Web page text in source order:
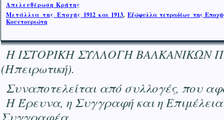
Απελευθέρωση Κρήτης
Μετάλλια της Εποχής 1912 και 1913, Εξώφυλλα τετραδίων της
Κουντουριώτη
Η ΙΣΤΟΡΙΚΗ ΣΥΛΛΟΓΗ ΒΑΛΚΑΝΙΚΩΝ
(Ηπειρωτική).
Συναποτελείται από συλλογές, που
Η Έρευνα, η Συγγραφή και η